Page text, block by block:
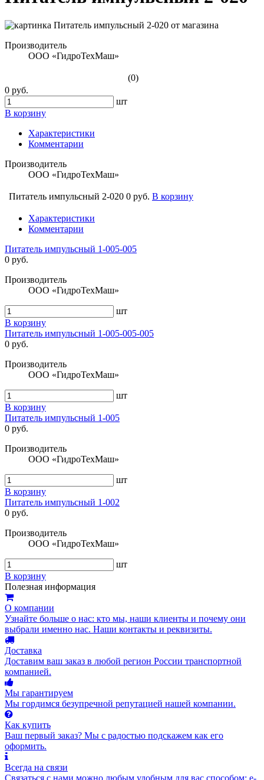
Производитель
ООО «ГидроТехМаш»
(0)
0 руб.
шт
В корзину
Характеристики
Комментарии
Производитель
ООО «ГидроТехМаш»
Питатель импульсный 2-020 0 руб. В корзину
Характеристики
Комментарии
Питатель импульсный 1-005-005
0 руб.
Производитель
ООО «ГидроТехМаш»
шт
В корзину
Питатель импульсный 1-005-005-005
0 руб.
Производитель
ООО «ГидроТехМаш»
шт
В корзину
Питатель импульсный 1-005
0 руб.
Производитель
ООО «ГидроТехМаш»
шт
В корзину
Питатель импульсный 1-002
0 руб.
Производитель
ООО «ГидроТехМаш»
шт
В корзину
Полезная информация
О компании
Узнайте больше о нас: кто мы, наши клиенты и почему они
выбрали именно нас. Наши контакты и реквизиты.
Доставка
Доставим ваш заказ в любой регион России транспортной
компанией.
Мы гарантируем
Мы гордимся безупречной репутацией нашей компании.
Как купить
Ваш первый заказ? Мы с радостью подскажем как его
оформить.
Всегда на связи